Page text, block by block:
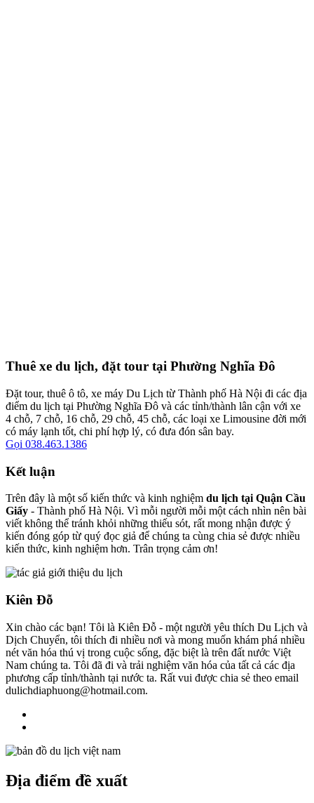
Thuê xe du lịch, đặt tour tại Phường Nghĩa Đô
Đặt tour, thuê ô tô, xe máy Du Lịch từ Thành phố Hà Nội đi các địa
điểm du lịch tại Phường Nghĩa Đô và các tỉnh/thành lân cận với xe
4 chỗ, 7 chỗ, 16 chỗ, 29 chỗ, 45 chỗ, các loại xe Limousine đời mới
có máy lạnh tốt, chi phí hợp lý, có đưa đón sân bay.
Gọi 038.463.1386
Kết luận
Trên đây là một số kiến thức và kinh nghiệm du lịch tại Quận Cầu
Giấy - Thành phố Hà Nội. Vì mỗi người mỗi một cách nhìn nên bài
viết không thể tránh khỏi những thiếu sót, rất mong nhận được ý
kiến đóng góp từ quý đọc giả để chúng ta cùng chia sẻ được nhiều
kiến thức, kinh nghiệm hơn. Trân trọng cảm ơn!
Kiên Đỗ
Xin chào các bạn! Tôi là Kiên Đỗ - một người yêu thích Du Lịch và
Dịch Chuyển, tôi thích đi nhiều nơi và mong muốn khám phá nhiều
nét văn hóa thú vị trong cuộc sống, đặc biệt là trên đất nước Việt
Nam chúng ta. Tôi đã đi và trải nghiệm văn hóa của tất cả các địa
phương cấp tỉnh/thành tại nước ta. Rất vui được chia sẻ theo email
dulichdiaphuong@hotmail.com.
Địa điểm đề xuất